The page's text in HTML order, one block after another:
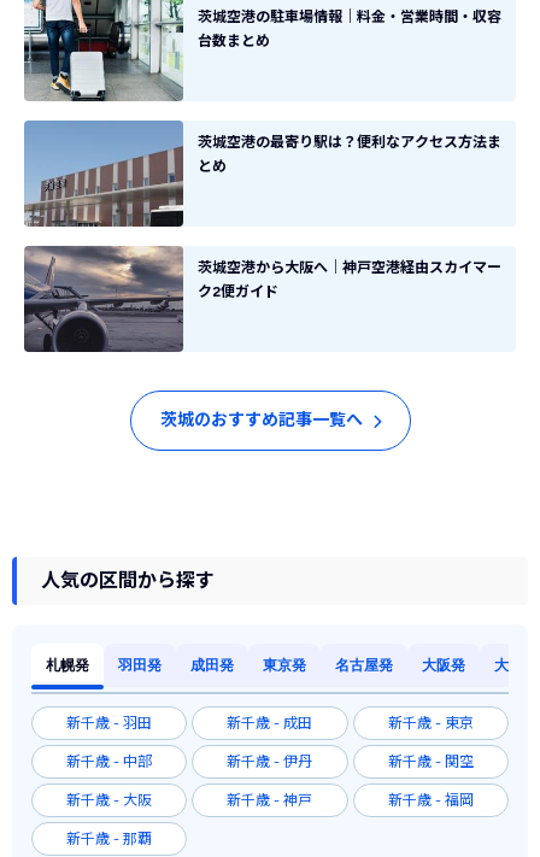
茨城空港の駐車場情報｜料金・営業時間・収容
台数まとめ
茨城空港の最寄り駅は？便利なアクセス方法ま
とめ
茨城空港から大阪へ｜神戸空港経由スカイマー
ク2便ガイド
茨城のおすすめ記事一覧へ
人気の区間から探す
札幌発 羽田発 成田発 東京発 名古屋発 大阪発 大阪発
新千歳 - 羽田 新千歳 - 成田 新千歳 - 東京
新千歳 - 中部 新千歳 - 伊丹 新千歳 - 関空
新千歳 - 大阪 新千歳 - 神戸 新千歳 - 福岡
新千歳 - 那覇